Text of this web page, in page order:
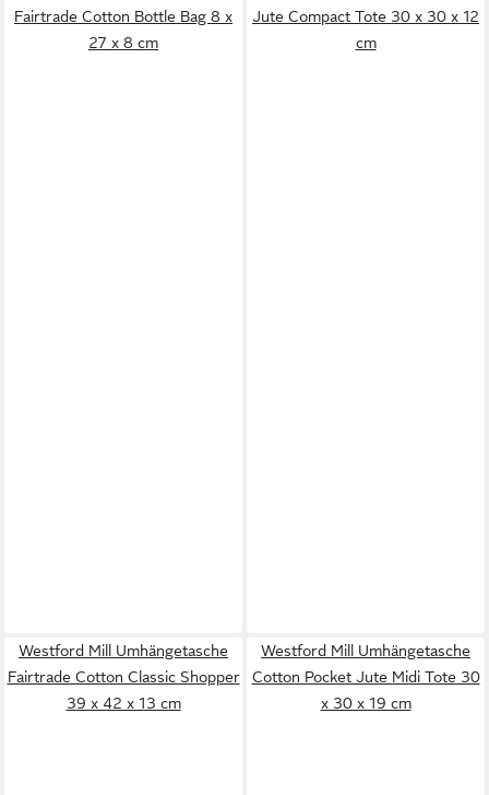
Fairtrade Cotton Bottle Bag 8 x
27 x 8 cm
Jute Compact Tote 30 x 30 x 12
cm
Westford Mill Umhängetasche
Fairtrade Cotton Classic Shopper
39 x 42 x 13 cm
Westford Mill Umhängetasche
Cotton Pocket Jute Midi Tote 30
x 30 x 19 cm